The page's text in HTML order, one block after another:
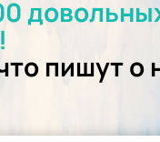
пишут о